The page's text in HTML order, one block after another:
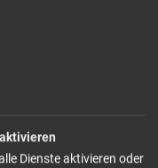
Säuerungsmittel:
Preis: 4,90 €
Dienste aktivieren oder